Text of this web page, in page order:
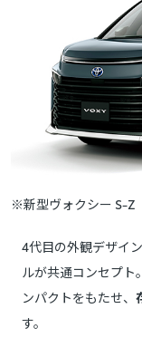
※新型ヴォクシー S-Z
4代目の外観デザイ
ルが共通コンセプト
ンパクトをもたせ、
す。